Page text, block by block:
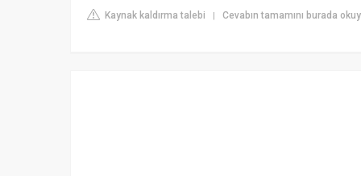
Kaynak kaldırma talebi | Cevabın tamamını burada